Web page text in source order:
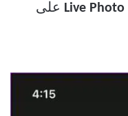
Live Photo على